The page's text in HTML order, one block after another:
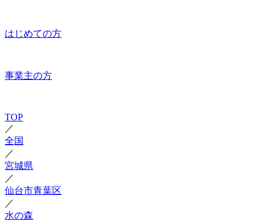
はじめての方
事業主の方
TOP
／
全国
／
宮城県
／
仙台市青葉区
／
水の森